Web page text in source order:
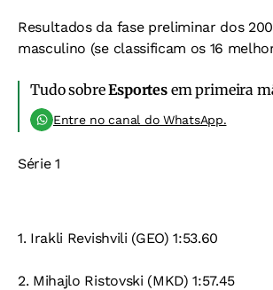
Resultados da fase preliminar dos
masculino (se classificam os 16
Tudo sobreEsportesem primeira
Entre no canal do WhatsApp.
Série 1
1. Irakli Revishvili (GEO) 1:53.60
2. Mihajlo Ristovski (MKD) 1:57.45